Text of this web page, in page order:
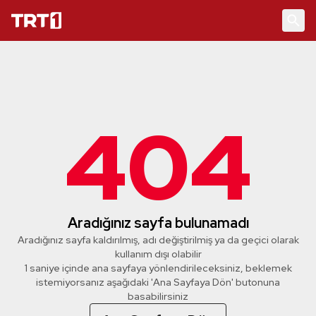
404
Aradığınız sayfa bulunamadı
Aradığınız sayfa kaldırılmış, adı değiştirilmiş ya da geçici olarak
kullanım dışı olabilir
1 saniye içinde ana sayfaya yönlendirileceksiniz, beklemek
istemiyorsanız aşağıdaki 'Ana Sayfaya Dön' butonuna
basabilirsiniz